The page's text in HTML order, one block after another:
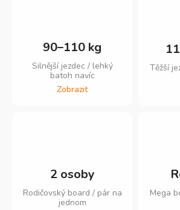
90–110 kg
Silnější jezdec / lehký
batoh navíc
Zobrazit
Těžší
2 osoby
Rodičovský board / pár na
jednom
Mega